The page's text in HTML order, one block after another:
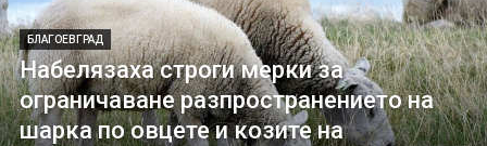
БЛАГОЕВГРАД
Набелязаха строги мерки за
ограничаване разпространението на
шарка по овцете и козите на